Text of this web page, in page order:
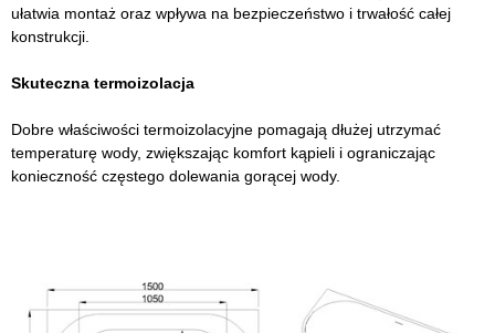
ułatwia montaż oraz wpływa na bezpieczeństwo i trwałość całej
konstrukcji.
Skuteczna termoizolacja
Dobre właściwości termoizolacyjne pomagają dłużej utrzymać
temperaturę wody, zwiększając komfort kąpieli i ograniczając
konieczność częstego dolewania gorącej wody.